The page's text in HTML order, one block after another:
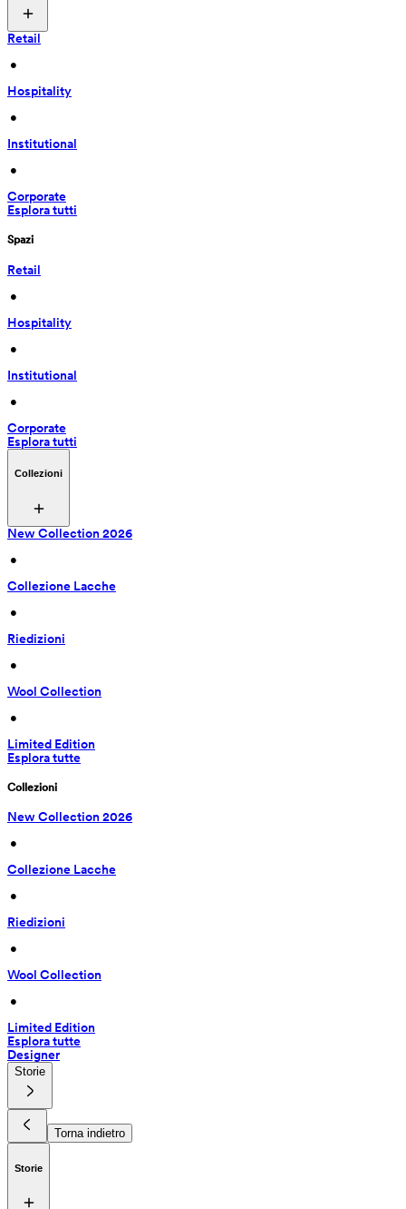
Retail
•
Hospitality
•
Institutional
•
Corporate
Esplora tutti
Spazi
Retail
•
Hospitality
•
Institutional
•
Corporate
Esplora tutti
Collezioni
New Collection 2026
•
Collezione Lacche
•
Riedizioni
•
Wool Collection
•
Limited Edition
Esplora tutte
Collezioni
New Collection 2026
•
Collezione Lacche
•
Riedizioni
•
Wool Collection
•
Limited Edition
Esplora tutte
Designer
Storie
Torna indietro
Storie